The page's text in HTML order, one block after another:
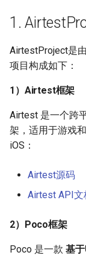
a
l
i
z
i
n
a
r
2）Poco框架
3）AirtestIDE
DeviceFarm
5）Airlab云测试
3. 遇到问题
2）查阅公众号
二、Airtest介绍
三、Poco的介绍
四、如何在
行自动化测试（
五、如何在
行自动化测试（下
六、如何在iOS手
动化测试
七、如何测试
脚本编写
运行脚本
选项配置
拓展功能
Airtest连接设备
Airtest图像脚本
Airtest录屏操作
使用脚本生成
Airtest脚本全局设
Airtest引入与调用
利用bat文件批量
Poco控件的定位
Poco控件的核心
Poco-SDK接入指
pocoservice无限
AirtestIDE常见问
Airtest常见问题
其它常见问题/报
自动化测试驱动
多机跑测
方案优势
方案采购与落地
商务交流
更多产品分享
1.
AirtestProject是
项目构成如下：
1）Airtest框架
Airtest 是一个跨
架，适用于游戏
iOS：
Airtest源码
Airtest API文
2）Poco框架
Poco 是一款 基